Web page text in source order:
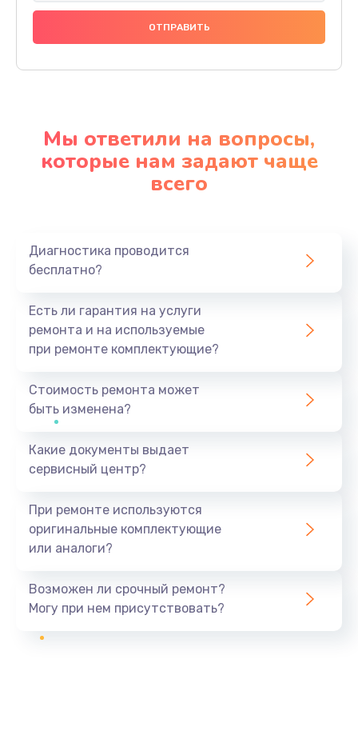
Мы ответили на вопросы,
которые нам задают чаще
всего
Диагностика проводится
бесплатно?
Есть ли гарантия на услуги
ремонта и на используемые
при ремонте комплектующие?
Стоимость ремонта может
быть изменена?
Какие документы выдает
сервисный центр?
При ремонте используются
оригинальные комплектующие
или аналоги?
Возможен ли срочный ремонт?
Могу при нем присутствовать?